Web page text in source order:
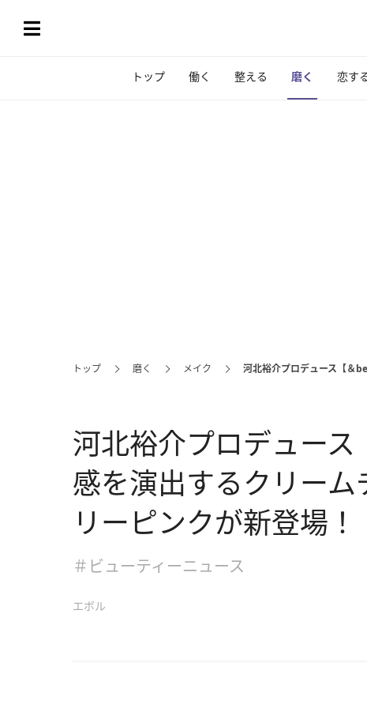
トップ 働く 整える 磨く 恋す
トップ 磨く メイク 河北裕介プロデュース【＆
河北裕介プロデュー
感を演出するクリー
リーピンクが新登場！
＃ビューティーニュース
エボル